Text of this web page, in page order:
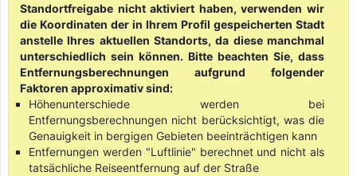
Standortfreigabe nicht aktiviert haben, verwenden wir
die Koordinaten der in Ihrem Profil gespeicherten Stadt
anstelle Ihres aktuellen Standorts, da diese manchmal
unterschiedlich sein können. Bitte beachten Sie, dass
Entfernungsberechnungen aufgrund folgender
Faktoren approximativ sind:
Höhenunterschiede werden bei
Entfernungsberechnungen nicht berücksichtigt, was die
Genauigkeit in bergigen Gebieten beeinträchtigen kann
Entfernungen werden "Luftlinie" berechnet und nicht als
tatsächliche Reiseentfernung auf der Straße